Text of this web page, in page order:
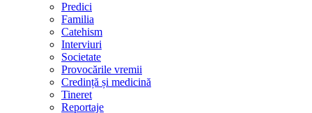
Predici
Familia
Catehism
Interviuri
Societate
Provocările vremii
Credință și medicină
Tineret
Reportaje